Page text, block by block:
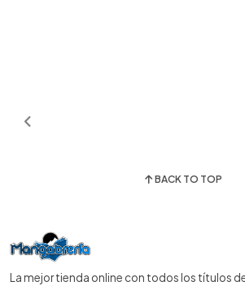
BACK TO TOP
La mejor tienda online con todos los títulos